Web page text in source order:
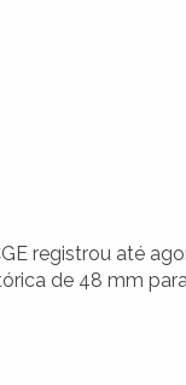
registrou até
de 48 mm